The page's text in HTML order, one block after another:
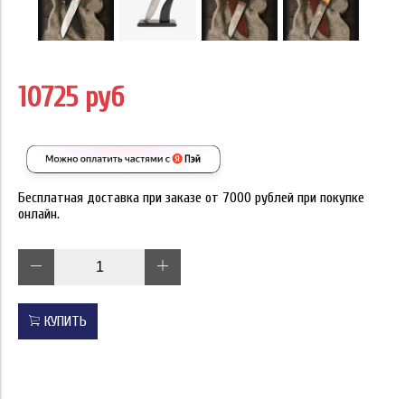
10725 руб
Бесплатная доставка при заказе от 7000 рублей при покупке
онлайн.
КУПИТЬ